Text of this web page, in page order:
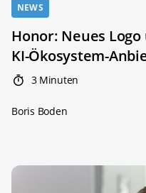
NEWS
Honor: Neues
KI-Ökosystem-
3 Minuten
Boris Boden